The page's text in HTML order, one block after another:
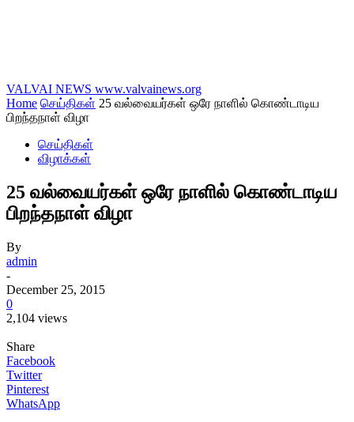
VALVAI NEWS www.valvainews.org
Home செய்திகள் 25 வல்வையர்கள் ஒரே நாளில் கொண்டாடிய
பிறந்தநாள் விழா
செய்திகள்
விழாக்கள்
25 வல்வையர்கள் ஒரே நாளில் கொண்டாடிய
பிறந்தநாள் விழா
By
admin
-
December 25, 2015
0
2,104 views
Share
Facebook
Twitter
Pinterest
WhatsApp